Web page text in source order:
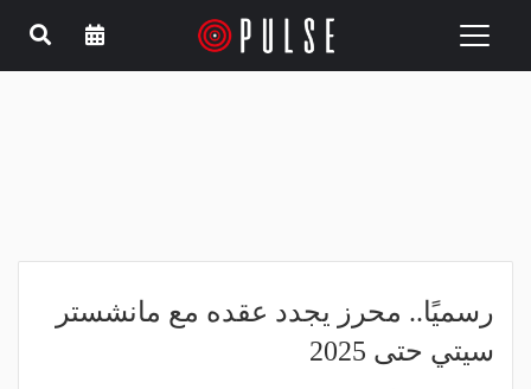
Toggle
رسميًا.. محرز يجدد عقده مع مانشستر
سيتي حتى 2025